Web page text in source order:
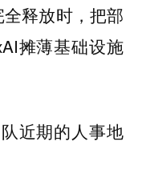
释放时，把部
摊薄基础设施
近期的人事地